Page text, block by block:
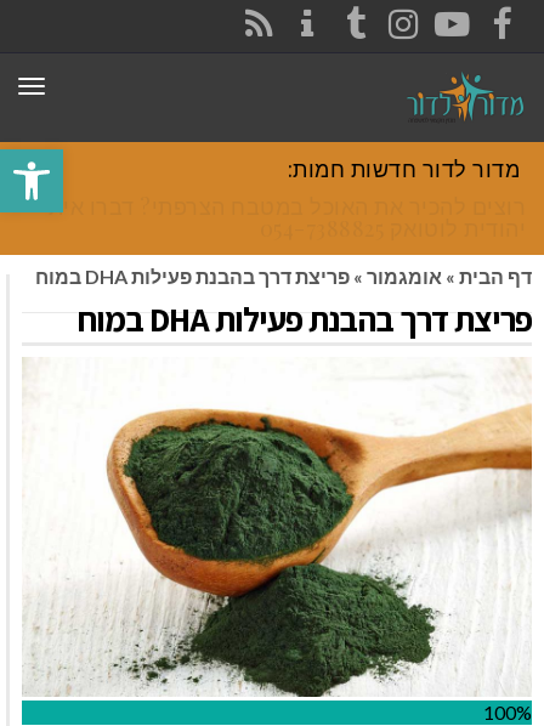
פתח
FACEBOOK
YOUTUBE
INSTAGRAM
TUMBLR
מדור לדור חדשות חמות:
רוצים להכיר את האוכל במטבח הצרפתי? דברו איתי
דף הבית » אומגמור » פריצת דרך בהבנת פעילות DHA במוח
פריצת דרך בהבנת פעילות DHA במוח
100%